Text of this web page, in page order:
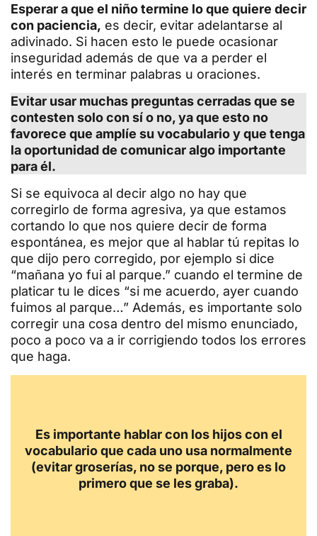
Esperar a que el niño termine lo que quiere decir
con paciencia, es decir, evitar adelantarse al
adivinado. Si hacen esto le puede ocasionar
inseguridad además de que va a perder el
interés en terminar palabras u oraciones.
Evitar usar muchas preguntas cerradas que se
contesten solo con sí o no, ya que esto no
favorece que amplíe su vocabulario y que tenga
la oportunidad de comunicar algo importante
para él.
Si se equivoca al decir algo no hay que
corregirlo de forma agresiva, ya que estamos
cortando lo que nos quiere decir de forma
espontánea, es mejor que al hablar tú repitas lo
que dijo pero corregido, por ejemplo si dice
“mañana yo fui al parque.” cuando el termine de
platicar tu le dices “si me acuerdo, ayer cuando
fuimos al parque…” Además, es importante solo
corregir una cosa dentro del mismo enunciado,
poco a poco va a ir corrigiendo todos los errores
que haga.
Es importante hablar con los hijos con el
vocabulario que cada uno usa normalmente
(evitar groserías, no se porque, pero es lo
primero que se les graba).